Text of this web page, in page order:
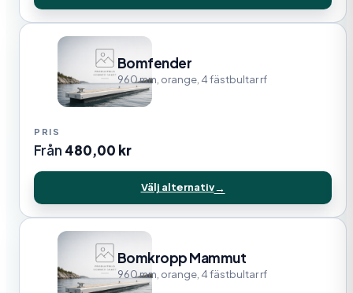
Bomfender
960 mm, orange, 4 fästbultar rf
Från 480,00 kr
Välj alternativ
Bomkropp Mammut
960 mm, orange, 4 fästbultar rf